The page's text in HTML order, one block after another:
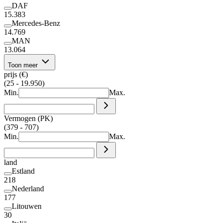
DAF
15.383
Mercedes-Benz
14.769
MAN
13.064
Toon meer
prijs (€)
(25 - 19.950)
Min.
Max.
Vermogen (PK)
(379 - 707)
Min.
Max.
land
Estland
218
Nederland
177
Litouwen
30